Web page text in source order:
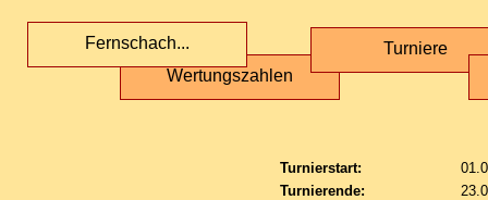
Wertungszahlen
Fernschach... Turniere
Turnierstart:
Turnierende: